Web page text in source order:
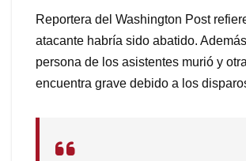
Reportera del Washington Post
atacante habría sido abatido.
persona de los asistentes murió y
encuentra grave debido a los